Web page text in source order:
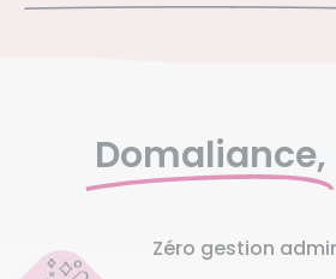
Domaliance,
Zéro gestion